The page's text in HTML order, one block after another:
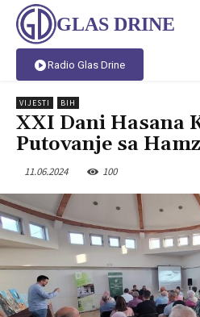
GLAS DRINE
Radio Glas Drine
VIJESTI BIH
XXI Dani Hasana
Putovanje sa
11.06.2024 100